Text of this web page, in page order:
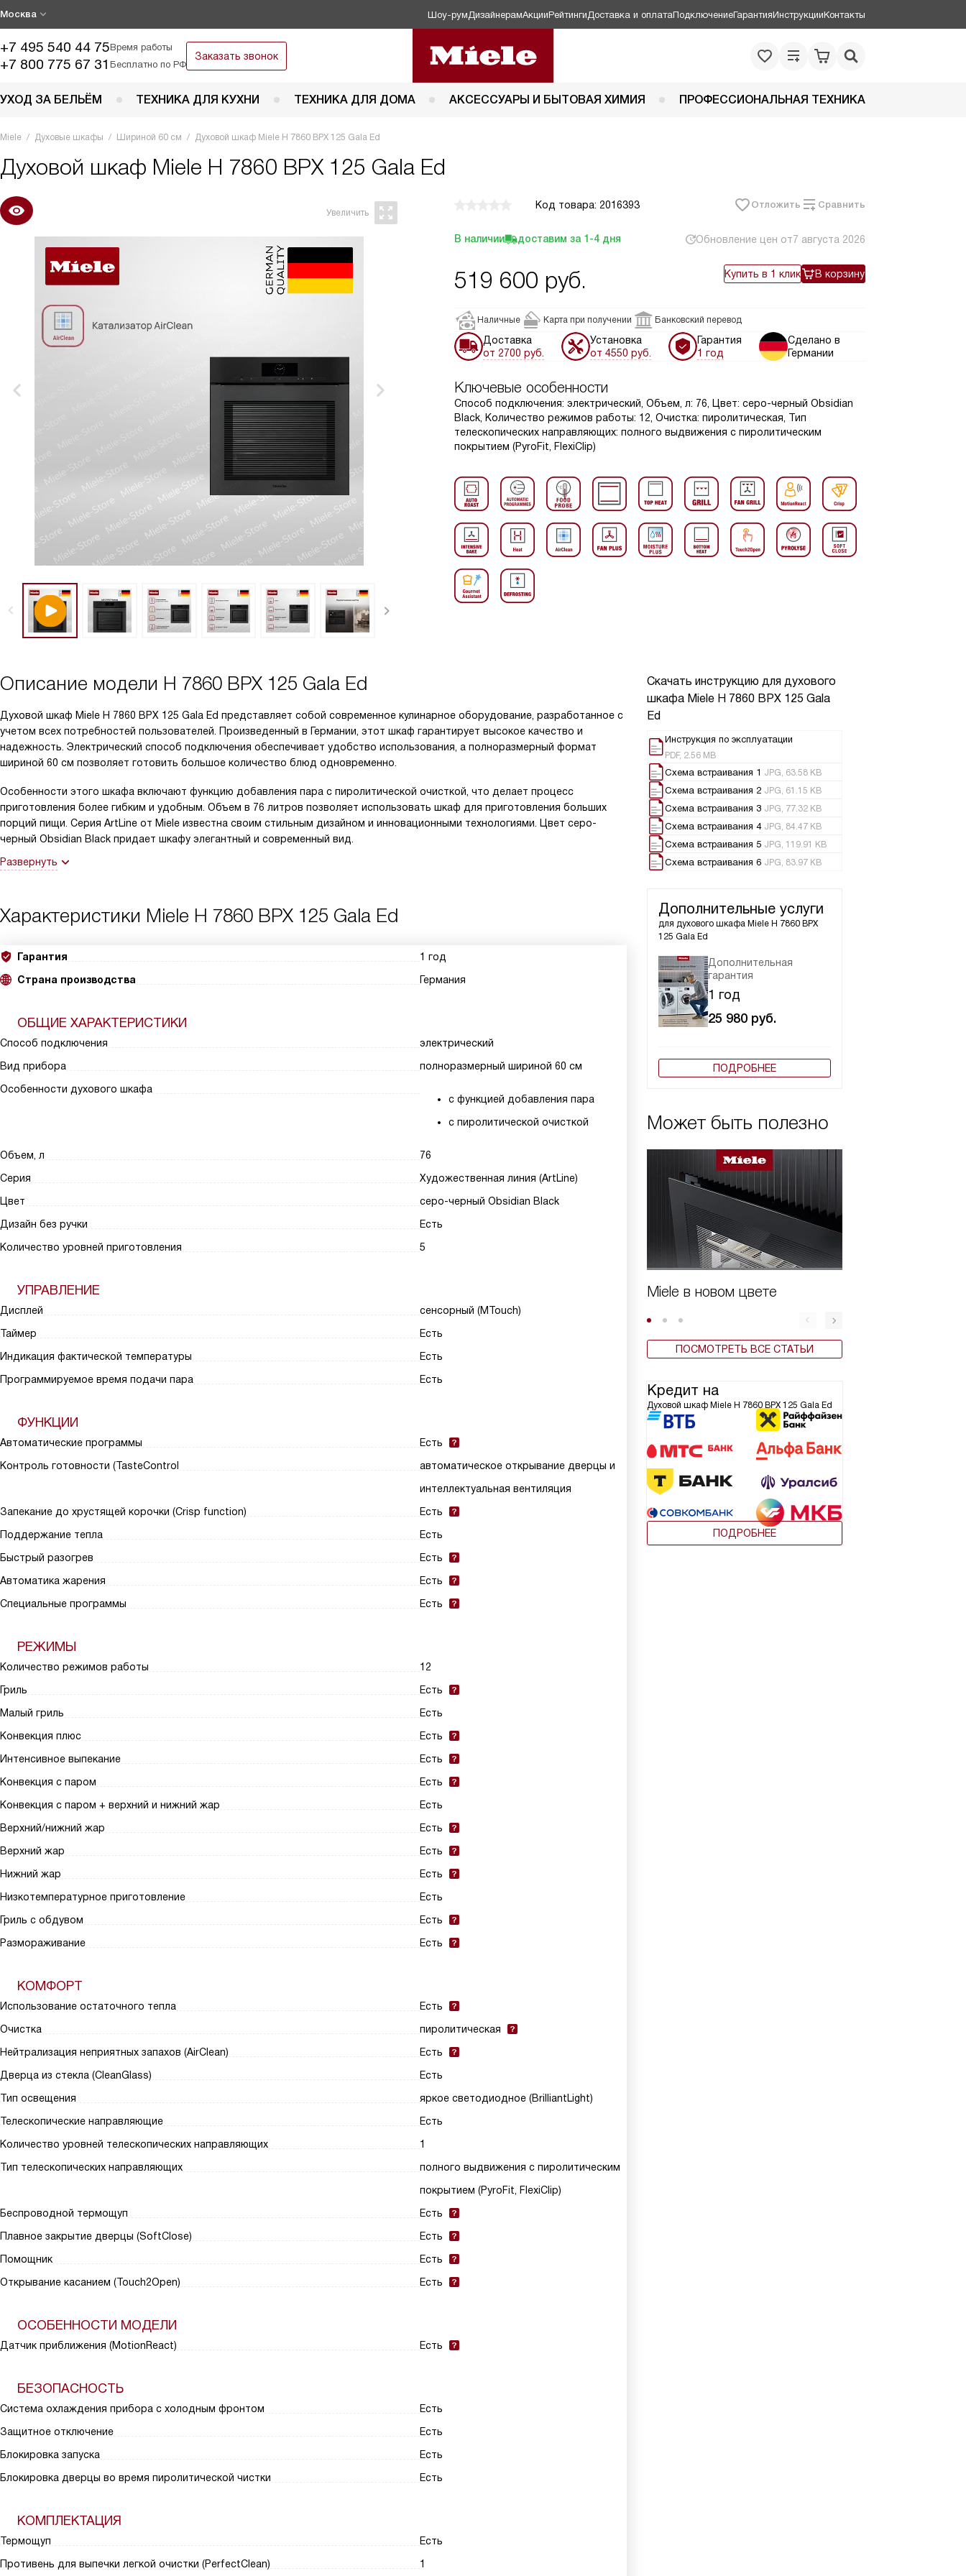
Москва Шоу-рум ДизайнерамАкцииРейтинги Доставка и оплатаПодключениеГарантияИнструкцииКонтакты
+7 495 540 44 75Время работы
+7 800 775 67 31 Бесплатно по РФ
Заказать звонок
УХОД ЗА БЕЛЬЁМ ТЕХНИКА ДЛЯ КУХНИ ТЕХНИКА ДЛЯ ДОМА АКСЕССУАРЫ И БЫТОВАЯ ХИМИЯ ПРОФЕССИОНАЛЬНАЯ ТЕХНИКА
Miele Духовые шкафы Шириной 60 см Духовой шкаф Miele H 7860 BPX 125 Gala Ed
Духовой шкаф Miele H 7860 BPX 125 Gala Ed
Код товара: 2016393 Отложить Сравнить
В наличии доставим за 1-4 дня Обновление цен от7 августа 2026
519 600 руб. Купить в 1 клик В корзину
Наличные Карта при получении Банковский перевод
Доставка
от 2700 руб.
Установка
от 4550 руб.
Гарантия
1 год
Сделано в
Германии
Ключевые особенности
Способ подключения: электрический, Объем, л: 76, Цвет: серо-черный Obsidian
Black, Количество режимов работы: 12, Очистка: пиролитическая, Тип
телескопических направляющих: полного выдвижения с пиролитическим
покрытием (PyroFit, FlexiClip)
Скачать инструкцию для духового
шкафа Miele H 7860 BPX 125 Gala
Ed
Инструкция по эксплуатации
PDF, 2.56 MB
Схема встраивания 1 JPG, 63.58 KB
Схема встраивания 2 JPG, 61.15 KB
Схема встраивания 3 JPG, 77.32 KB
Схема встраивания 4 JPG, 84.47 KB
Схема встраивания 5 JPG, 119.91 KB
Схема встраивания 6 JPG, 83.97 KB
Дополнительные услуги
для духового шкафа Miele H 7860 BPX
125 Gala Ed
Дополнительная
гарантия
1 год
25 980 руб.
ПОДРОБНЕЕ
Может быть полезно
Miele в новом цвете
ПОСМОТРЕТЬ ВСЕ СТАТЬИ
Кредит на
Духовой шкаф Miele H 7860 BPX 125 Gala Ed
ПОДРОБНЕЕ
Описание модели H 7860 BPX 125 Gala Ed
Духовой шкаф Miele H 7860 BPX 125 Gala Ed представляет собой современное кулинарное оборудование, разработанное с
учетом всех потребностей пользователей. Произведенный в Германии, этот шкаф гарантирует высокое качество и
надежность. Электрический способ подключения обеспечивает удобство использования, а полноразмерный формат
шириной 60 см позволяет готовить большое количество блюд одновременно.
Особенности этого шкафа включают функцию добавления пара с пиролитической очисткой, что делает процесс
приготовления более гибким и удобным. Объем в 76 литров позволяет использовать шкаф для приготовления больших
порций пищи. Серия ArtLine от Miele известна своим стильным дизайном и инновационными технологиями. Цвет серо-
черный Obsidian Black придает шкафу элегантный и современный вид.
Развернуть
Характеристики Miele H 7860 BPX 125 Gala Ed
Гарантия
1 год
Страна производства
Германия
ОБЩИЕ ХАРАКТЕРИСТИКИ
Способ подключения
электрический
Вид прибора
полноразмерный шириной 60 см
Особенности духового шкафа
с функцией добавления пара
с пиролитической очисткой
Объем, л
76
Серия
Художественная линия (ArtLine)
Цвет
серо-черный Obsidian Black
Дизайн без ручки
Есть
Количество уровней приготовления
5
УПРАВЛЕНИЕ
Дисплей
сенсорный (MTouch)
Таймер
Есть
Индикация фактической температуры
Есть
Программируемое время подачи пара
Есть
ФУНКЦИИ
Автоматические программы
Есть
Контроль готовности (TasteControl
автоматическое открывание дверцы и
интеллектуальная вентиляция
Запекание до хрустящей корочки (Crisp function)
Есть
Поддержание тепла
Есть
Быстрый разогрев
Есть
Автоматика жарения
Есть
Специальные программы
Есть
РЕЖИМЫ
Количество режимов работы
12
Гриль
Есть
Малый гриль
Есть
Конвекция плюс
Есть
Интенсивное выпекание
Есть
Конвекция с паром
Есть
Конвекция с паром + верхний и нижний жар
Есть
Верхний/нижний жар
Есть
Верхний жар
Есть
Нижний жар
Есть
Низкотемпературное приготовление
Есть
Гриль с обдувом
Есть
Размораживание
Есть
КОМФОРТ
Использование остаточного тепла
Есть
Очистка
пиролитическая
Нейтрализация неприятных запахов (AirClean)
Есть
Дверца из стекла (CleanGlass)
Есть
Тип освещения
яркое светодиодное (BrilliantLight)
Телескопические направляющие
Есть
Количество уровней телескопических направляющих
1
Тип телескопических направляющих
полного выдвижения с пиролитическим
покрытием (PyroFit, FlexiClip)
Беспроводной термощуп
Есть
Плавное закрытие дверцы (SoftClose)
Есть
Помощник
Есть
Открывание касанием (Touch2Open)
Есть
ОСОБЕННОСТИ МОДЕЛИ
Датчик приближения (MotionReact) Есть
БЕЗОПАСНОСТЬ
Система охлаждения прибора с холодным фронтом
Есть
Защитное отключение
Есть
Блокировка запуска
Есть
Блокировка дверцы во время пиролитической чистки
Есть
КОМПЛЕКТАЦИЯ
Термощуп
Есть
Противень для выпечки легкой очистки (PerfectClean)
1